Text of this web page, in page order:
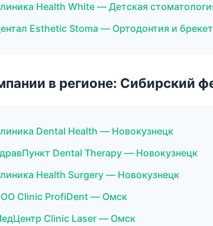
Health White — Детская
Esthetic Stoma — Ортодонтия и
в регионе: Сибирский
Dental Health — Новокузнецк
Dental Therapy — Новокузнецк
Health Surgery — Новокузнецк
Clinic ProfiDent — Омск
Clinic Laser — Омск